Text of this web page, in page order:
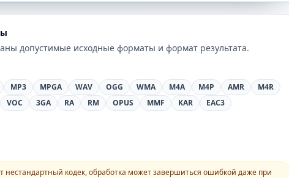
допустимые исходные форматы и формат результата.
MP3 MPGA WAV OGG WMA M4A M4P AMR
M4R
VOC 3GA RA RM OPUS MMF KAR EAC3
нестандартный кодек, обработка может завершиться ошибкой даже при